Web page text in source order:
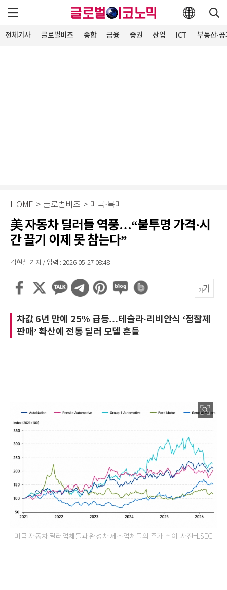
전체기사 글로벌비즈 종합 금융 증권 산업 ICT 부동산·
HOME > 글로벌비즈 > 미국·북미
美 자동차 딜러들 역풍…“불투명 가격·시
간 끌기 이제 못 참는다”
김현철 기자 / 입력 : 2026-05-27 08:48
차값 6년 만에 25% 급등…테슬라·리비안식 ‘정찰제
판매’ 확산에 전통 딜러 모델 흔들
미국 자동차 딜러업체들과 완성차 제조업체들의 주가 추이. 사진=LSEG